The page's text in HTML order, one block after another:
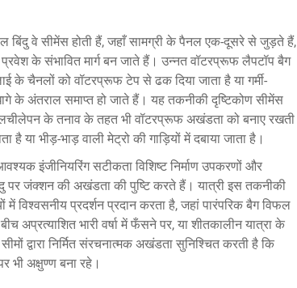
वे सीमेंस होती हैं, जहाँ सामग्री के पैनल एक-दूसरे से जुड़ते हैं,
के संभावित मार्ग बन जाते हैं। उन्नत वॉटरप्रूफ लैपटॉप बैग
के चैनलों को वॉटरप्रूफ टेप से ढक दिया जाता है या गर्मी-
के अंतराल समाप्त हो जाते हैं। यह तकनीकी दृष्टिकोण सीमेंस
के तनाव के तहत भी वॉटरप्रूफ अखंडता को बनाए रखती
या भीड़-भाड़ वाली मेट्रो की गाड़ियों में दबाया जाता है।
इंजीनियरिंग सटीकता विशिष्ट निर्माण उपकरणों और
पर जंक्शन की अखंडता की पुष्टि करते हैं। यात्री इस तकनीकी
में विश्वसनीय प्रदर्शन प्रदान करता है, जहां पारंपरिक बैग विफल
अप्रत्याशित भारी वर्षा में फँसने पर, या शीतकालीन यात्रा के
द्वारा निर्मित संरचनात्मक अखंडता सुनिश्चित करती है कि
भी अक्षुण्ण बना रहे।